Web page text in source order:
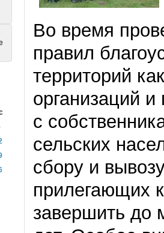
Во время
правил
территорий
организаций
с
сельских
сбору и
прилегающих
завершить до